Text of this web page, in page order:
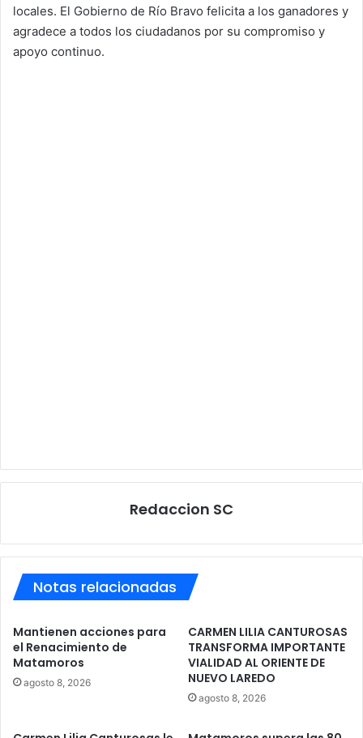
locales. El Gobierno de Río Bravo felicita a los ganadores y
agradece a todos los ciudadanos por su compromiso y
apoyo continuo.
Redaccion SC
Notas relacionadas
Mantienen acciones para
el Renacimiento de
Matamoros
agosto 8, 2026
CARMEN LILIA CANTUROSAS
TRANSFORMA IMPORTANTE
VIALIDAD AL ORIENTE DE
NUEVO LAREDO
agosto 8, 2026